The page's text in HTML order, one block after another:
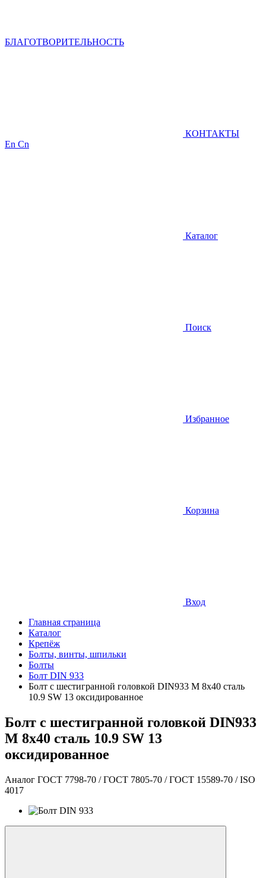
БЛАГОТВОРИТЕЛЬНОСТЬ
КОНТАКТЫ
En Cn
Каталог
Поиск
Избранное
Корзина
Вход
Главная страница
Каталог
Крепёж
Болты, винты, шпильки
Болты
Болт DIN 933
Болт с шестигранной головкой DIN933 М 8х40 сталь
10.9 SW 13 оксидированное
Болт с шестигранной головкой DIN933
М 8х40 сталь 10.9 SW 13
оксидированное
Аналог ГОСТ 7798-70 / ГОСТ 7805-70 / ГОСТ 15589-70 / ISO
4017